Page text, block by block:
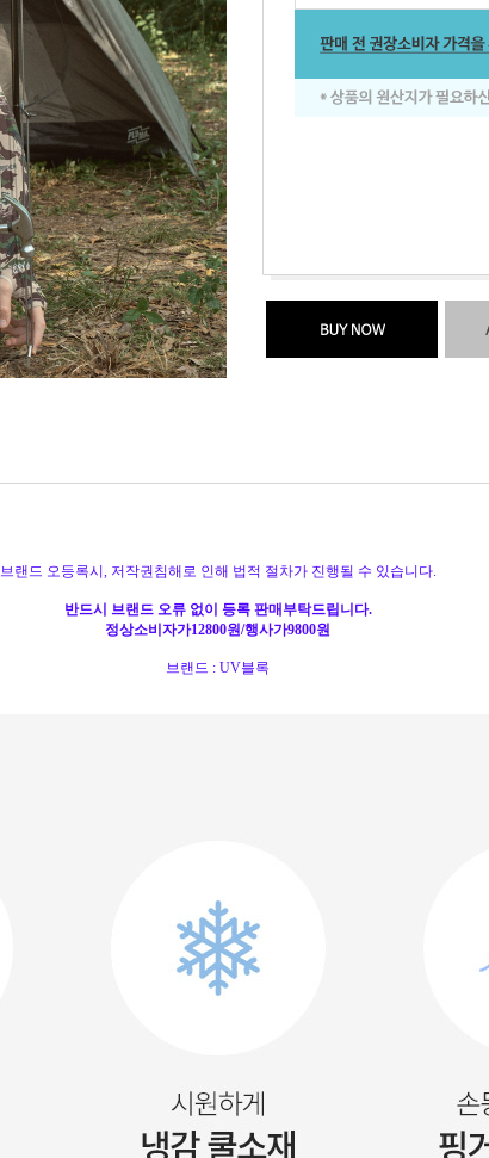
브랜드 오등록시, 저작권침해로 인해 법적 절차가 진행될 수 있습니다.
반드시 브랜드 오류 없이 등록 판매부탁드립니다.
정상소비자가12800원/행사가9800원
브랜드 : UV블록